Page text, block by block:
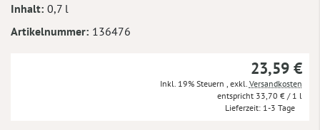
Inhalt 0,7 l
Artikelnummer 136476
23,59 €
Inkl. 19% Steuern exkl. Versandkosten
33,70 € / 1 l
Lieferzeit 1-3 Tage